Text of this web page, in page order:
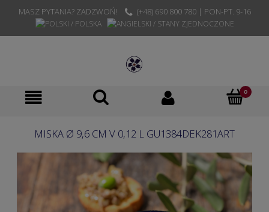
MASZ PYTANIA? ZADZWOŃ! (+48) 690 800 780 | PON-PT. 9-16
MISKA Ø 9,6 CM V 0,12 L GU1384DEK281ART